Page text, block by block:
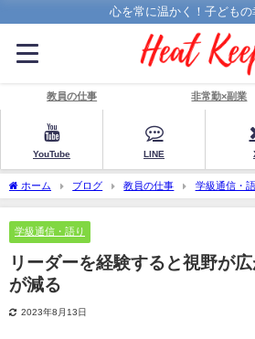
心を常に温かく！子どもの
教員の仕事 非常勤×副業
YouTube LINE
ホーム ブログ 教員の仕事 学級通信・
野が広がり他人への不満が減る
学級通信・語り
リーダーを経験すると視野が
が減る
2023年8月13日